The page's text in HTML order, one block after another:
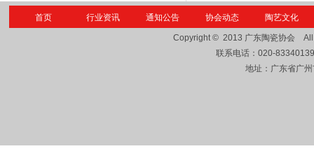
首页 行业资讯 通知公告 协会动态 陶艺文化
Copyright © 2013 广东陶瓷协会
联系电话： 020-
地址：广东省广